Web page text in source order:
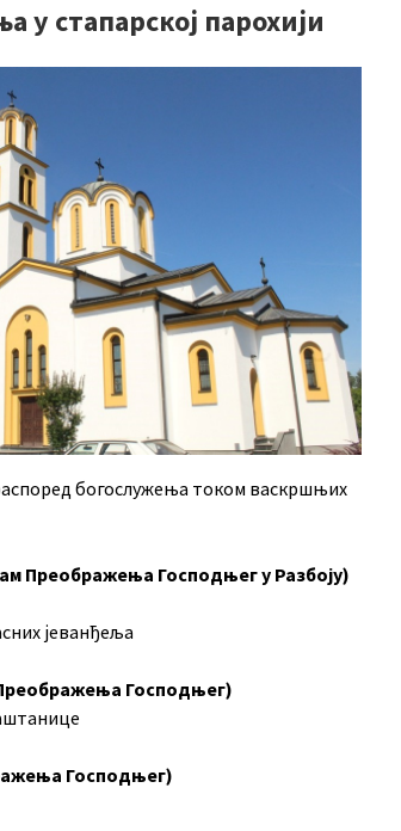
у стапарској парохији
богослужења током васкршњих
Преображења Господњег у Разбоју)
јеванђеља
Господњег)
Господњег)